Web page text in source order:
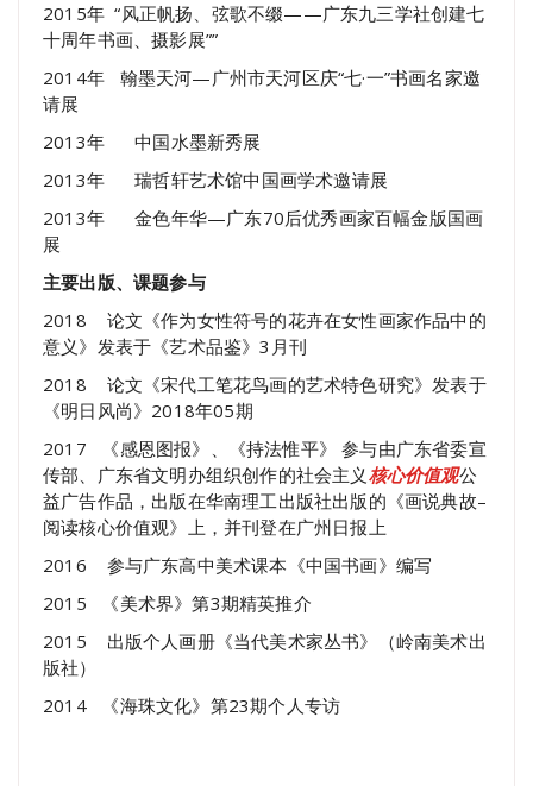
2015年 “风正帆扬、弦歌不缀——广东九三学社创建七
十周年书画、摄影展””
2014年 翰墨天河—广州市天河区庆“七·一”书画名家邀
请展
2013年 中国水墨新秀展
2013年 瑞哲轩艺术馆中国画学术邀请展
2013年 金色年华—广东70后优秀画家百幅金版国画
展
主要出版、课题参与
2018 论文《作为女性符号的花卉在女性画家作品中的
意义》发表于《艺术品鉴》3月刊
2018 论文《宋代工笔花鸟画的艺术特色研究》发表于
《明日风尚》2018年05期
2017 《感恩图报》、《持法惟平》 参与由广东省委宣
传部、广东省文明办组织创作的社会主义核心价值观公
益广告作品，出版在华南理工出版社出版的《画说典故–
阅读核心价值观》上，并刊登在广州日报上
2016 参与广东高中美术课本《中国书画》编写
2015 《美术界》第3期精英推介
2015 出版个人画册《当代美术家丛书》（岭南美术出
版社）
2014 《海珠文化》第23期个人专访